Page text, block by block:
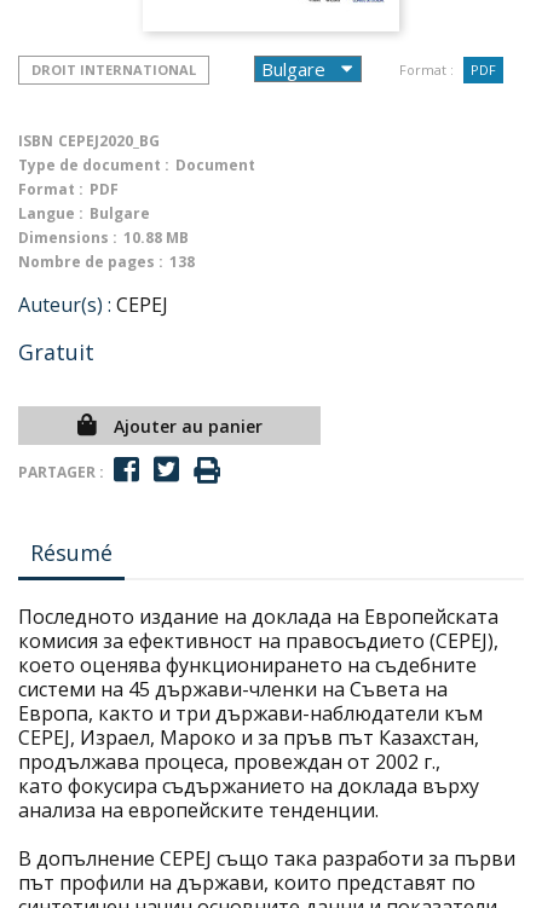
DROIT INTERNATIONAL Format : PDF
ISBN CEPEJ2020_BG
Type de document : Document
Format : PDF
Langue : Bulgare
Dimensions : 10.88 MB
Nombre de pages : 138
Auteur(s) : CEPEJ
Gratuit
Ajouter au panier
PARTAGER :
Résumé
Последното издание на доклада на Европейската
комисия за ефективност на правосъдието (CEPEJ),
което оценява функционирането на съдебните
системи на 45 държави-членки на Съвета на
Европа, както и три държави-наблюдатели към
CEPEJ, Израел, Мароко и за пръв път Казахстан,
продължава процеса, провеждан от 2002 г.,
като фокусира съдържанието на доклада върху
анализа на европейските тенденции.
В допълнение CEPEJ също така разработи за първи
път профили на държави, които представят по